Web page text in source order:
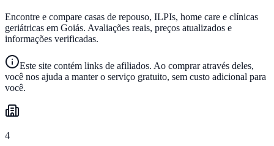
Encontre e compare casas de repouso, ILPIs, home care e clínicas
geriátricas em Goiás. Avaliações reais, preços atualizados e
informações verificadas.
Este site contém links de afiliados. Ao comprar através deles,
você nos ajuda a manter o serviço gratuito, sem custo adicional para
você.
4